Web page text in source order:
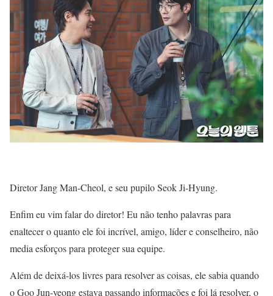
Diretor Jang Man-Cheol, e seu pupilo Seok Ji-Hyung.
Enfim eu vim falar do diretor! Eu não tenho palavras para
enaltecer o quanto ele foi incrível, amigo, líder e conselheiro, não
media esforços para proteger sua equipe.
Além de deixá-los livres para resolver as coisas, ele sabia quando
o Goo Jun-yeong estava passando informações e foi lá resolver, o